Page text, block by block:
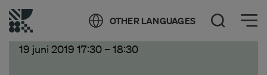
OTHER LANGUAGES Öppna sök
Öppna meny
19 juni 2019 17:30– 18:30